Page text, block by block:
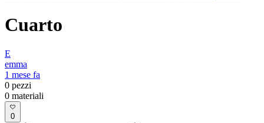
Cuarto
E
emma
1 mese fa
0 pezzi
0 materiali
0